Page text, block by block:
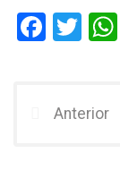
F
b
T
er
Anterior